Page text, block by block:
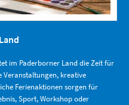
im Paderborner Land die Zeit für
Veranstaltungen, kreative
Ferienaktionen sorgen für
Sport, Workshop oder